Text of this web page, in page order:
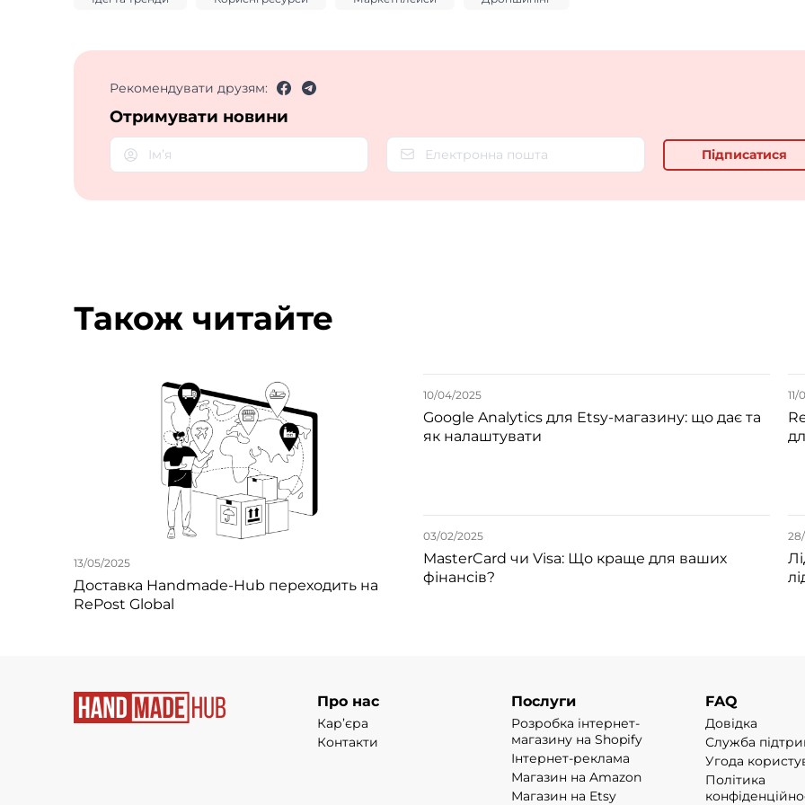
Рекомендувати друзям:
Отримувати новини
Також читайте
13/05/2025
Доставка Handmade-Hub переходить на
RePost Global
10/04/2025
Google Analytics для Etsy-магазину: що дає та
як налаштувати
11/
03/02/2025
MasterCard чи Visa: Що краще для ваших
фінансів?
Про нас
Кар’єра
Контакти
Послуги
Розробка інтернет-
магазину на Shopify
Інтернет-реклама
Магазин на Amazon
Магазин на Etsy
FAQ
Довідка
Служба
Угода
Політика